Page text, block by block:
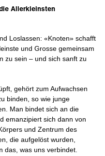
Allerkleinsten
Loslassen: «Knoten» schafft
und Grosse gemeinsam
zu sein – und sich sanft zu
gehört zum Aufwachsen
binden, so wie junge
Man bindet sich an die
emanzipiert sich dann von
und Zentrum des
die aufgelöst wurden,
das, was uns verbindet.